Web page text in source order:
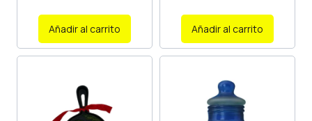
Añadir al carrito Añadir al carrito